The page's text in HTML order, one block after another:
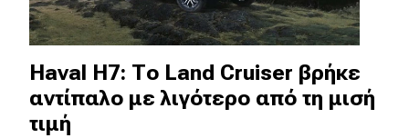
Haval H7: Το Land Cruiser βρήκε
αντίπαλο με λιγότερο από τη μισή
τιμή